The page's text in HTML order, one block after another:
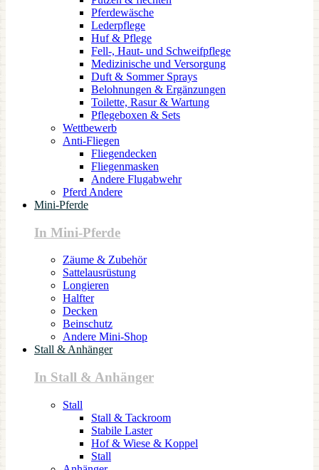
Pferdewäsche
Lederpflege
Huf & Pflege
Fell-, Haut- und Schweifpflege
Medizinische und Versorgung
Duft & Sommer Sprays
Belohnungen & Ergänzungen
Toilette, Rasur & Wartung
Pflegeboxen & Sets
Wettbewerb
Anti-Fliegen
Fliegendecken
Fliegenmasken
Andere Flugabwehr
Pferd Andere
Mini-Pferde
In Mini-Pferde
Zäume & Zubehör
Sattelausrüstung
Longieren
Halfter
Decken
Beinschutz
Andere Mini-Shop
Stall & Anhänger
In Stall & Anhänger
Stall
Stall & Tackroom
Stabile Laster
Hof & Wiese & Koppel
Stall